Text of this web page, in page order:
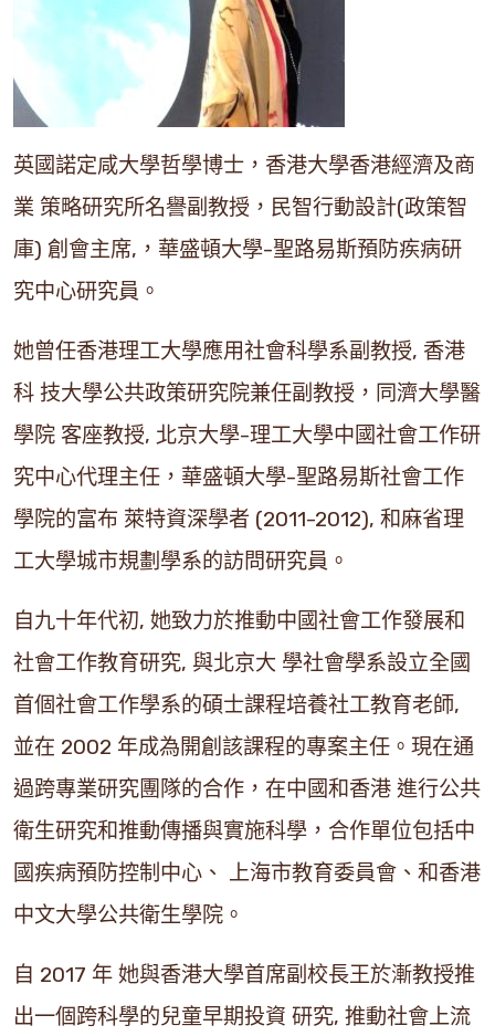
英國諾定咸大學哲學博士，香港大學香港經濟及商
業 策略研究所名譽副教授，民智行動設計(政策智
庫) 創會主席,，華盛頓大學-聖路易斯預防疾病研
究中心研究員。
她曾任香港理工大學應用社會科學系副教授, 香港
科 技大學公共政策研究院兼任副教授，同濟大學醫
學院 客座教授, 北京大學-理工大學中國社會工作研
究中心代理主任，華盛頓大學-聖路易斯社會工作
學院的富布 萊特資深學者 (2011-2012), 和麻省理
工大學城市規劃學系的訪問研究員。
自九十年代初, 她致力於推動中國社會工作發展和
社會工作教育研究, 與北京大 學社會學系設立全國
首個社會工作學系的碩士課程培養社工教育老師,
並在 2002 年成為開創該課程的專案主任。現在通
過跨專業研究團隊的合作，在中國和香港 進行公共
衛生研究和推動傳播與實施科學，合作單位包括中
國疾病預防控制中心、 上海市教育委員會、和香港
中文大學公共衛生學院。
自 2017 年 她與香港大學首席副校長王於漸教授推
出一個跨科學的兒童早期投資 研究, 推動社會上流